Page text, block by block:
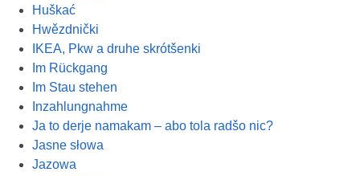
Huškać
Hwězdnički
IKEA, Pkw a druhe skrótšenki
Im Rückgang
Im Stau stehen
Inzahlungnahme
Ja to derje namakam – abo tola radšo nic?
Jasne słowa
Jazowa